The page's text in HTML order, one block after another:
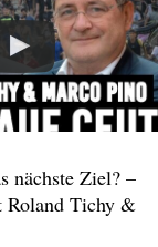
nächste Ziel? –
Roland Tichy &